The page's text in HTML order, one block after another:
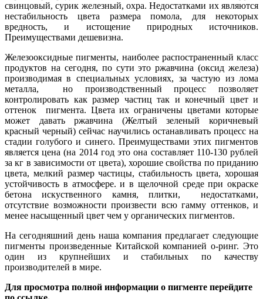
свинцовый, сурик железный, охра. Недостатками их являются
нестабильность цвета размера помола, для некоторых
вредность, и истощение природных источников.
Преимуществами дешевизна.
Железооксидные пигменты, наиболее распостраненный класс
продуктов на сегодня, по сути это ржавчина (оксид железа)
производимая в специальных условиях, за частую из лома
металла, но производственный процесс позволяет
контролировать как размер частиц так и конечный цвет и
оттенок пигмента. Цвета их ограничены цветами которые
может давать ржавчина (Желтый зеленый коричневый
красный черный) сейчас научились останавливать процесс на
стадии голубого и синего. Преимуществами этих пигментов
является цена (на 2014 год это она составляет 110-130 рублей
за кг в зависимости от цвета), хорошие свойства по приданию
цвета, мелкий размер частицы, стабильность цвета, хорошая
устойчивость в атмосфере. и в щелочной среде при окраске
бетона искуственного камня, плитки, недостатками,
отсутствие возможности произвести всю гамму оттенков, и
менее насыщенный цвет чем у органических пигментов.
На сегодняшний день наша компания предлагает следующие
пигменты произведенные Китайской компанией о-ринг. Это
один из крупнейших и стабильных по качеству
производителей в мире.
Для просмотра полной информации о пигменте перейдите